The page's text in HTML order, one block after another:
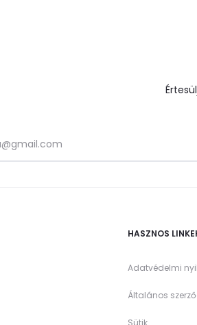
HASZNOS
Adatvédelmi
Általános